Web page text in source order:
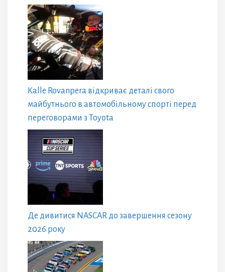
Kalle Rovanpera відкриває деталі свого
майбутнього в автомобільному спорті перед
переговорами з Toyota
Де дивитися NASCAR до завершення сезону
2026 року